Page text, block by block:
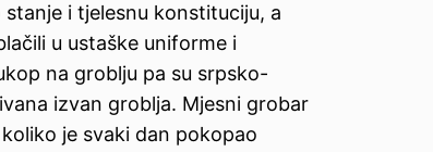
i tjelesnu konstituciju, a
u ustaške uniforme i
na groblju pa su srpsko-
izvan groblja. Mjesni grobar
je svaki dan pokopao